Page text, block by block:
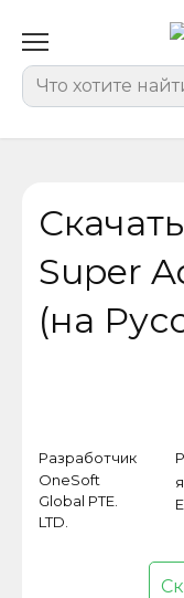
содержанию
Super
(на
Разработчик
OneSoft
Global PTE.
LTD.